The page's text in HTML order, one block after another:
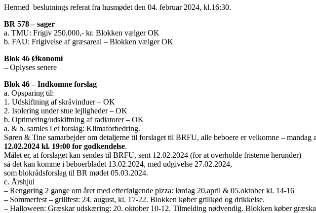
Hermed beslutnings referat fra husmødet den 04. februar 2024, kl.16:30.
BR 578 – sager
a. TMU: Frigiv 250.000,- kr. Blokken vælger OK
b. FAU: Frigivelse af græsareal – Blokken vælger OK
Blok 46 Økonomi
– Oplyses senere
Blok 46 – Indkomne forslag
a. Opsparing til:
1. Udskiftning af skråvinduer – OK
2. Isolering under stue lejligheder – OK
b. Optimering/udskiftning af radiatorer – OK
a. & b. samles i et forslag: Klimaforbedring.
Søren & Tine samarbejder om detaljerne til forslaget til BRFU, alle beboere er velkomne –
12.02.2024 kl. 19:00 for godkendelse.
Målet er, at forslaget kan sendes til BRFU, sent 12.02.2024 (for at overholde fristerne herunder)
så det kan komme i beboerbladet 13.02.2024, med udgivelse 27.02.2024,
som blokrådsforslag til BR mødet 05.03.2024.
c. Årshjul
– Rengøring 2 gange om året med efterfølgende pizza: lørdag 20.april & 05.oktober kl. 14-16
– Sommerfest – grillfest: 24. august, kl. 17-22. Blokken køber grillkød og drikkelse.
– Halloween: Græskar udskæring: 20. oktober 10-12. Tilmelding nødvendig. Blokken køber